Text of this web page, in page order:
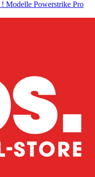
! Modelle Powerstrike Pro